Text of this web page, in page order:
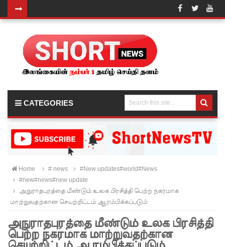
அடிமைக
ளாக
அதிகரித்த
து - சஜித்
!
குற்றவாளி
CATEGORIES
Home # news
#New updates#world#News
#new#news#new update
அநுராதபுரத்தை மீண்டும் உலக பிரசித்தி பெற்ற நகரமாக
மாற்றுவதற்கான செயற்றிட்டம் ஆரம்பிக்கப்படும்
அநுராதபுரத்தை மீண்டும் உலக பிரசித்தி
பெற்ற நகரமாக மாற்றுவதற்கான